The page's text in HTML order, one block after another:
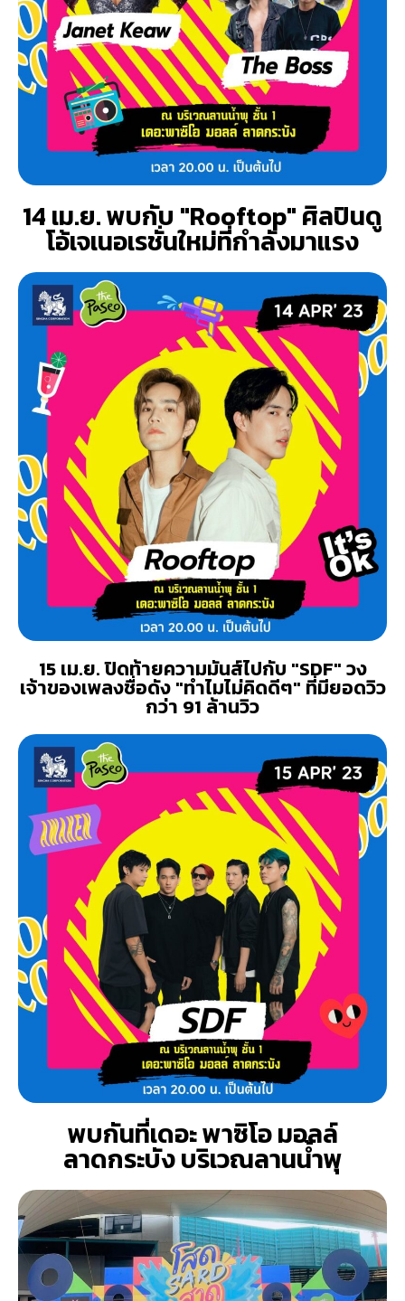
14 เม.ย. พบกับ "Rooftop" ศิลปินดู
โอ้เจเนอเรชั่นใหม่ที่กำลังมาแรง
15 เม.ย. ปิดท้ายความมันส์ไปกับ "SDF" วง
เจ้าของเพลงชื่อดัง "ทำไมไม่คิดดีๆ" ที่มียอดวิว
กว่า 91 ล้านวิว
พบกันที่เดอะ พาซิโอ มอลล์
ลาดกระบัง บริเวณลานน้ำพุ